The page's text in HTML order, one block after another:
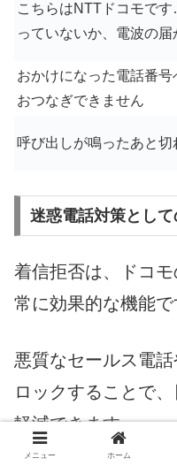
こちらはNTTドコモで
っていないか、電波の
おかけになった電話番号
おつなぎできません
呼び出しが鳴ったあと切
迷惑電話対策とし
着信拒否は、ドコ
常に効果的な機能で
悪質なセールス電
ロックすることで
軽減できます。
メニュー ホーム